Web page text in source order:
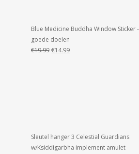
Blue Medicine Buddha Window Sticker
goede doelen
€19.99 Oorspronkelijke
€14.99Huidige
Sleutel hanger 3 Celestial Guardians
w/Ksiddigarbha implement amulet